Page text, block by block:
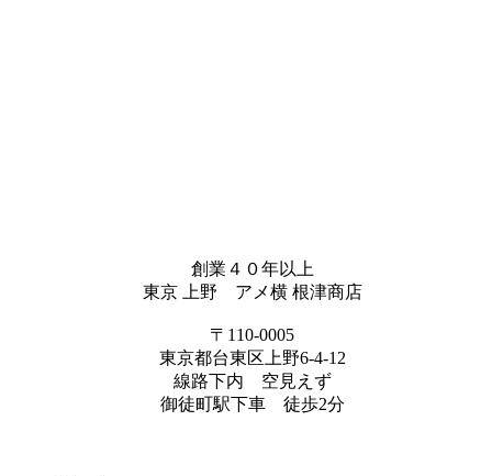
創業４０年以上
東京 上野 アメ横 根津商店
〒110-0005
東京都台東区上野6-4-12
線路下内 空見えず
御徒町駅下車 徒歩2分